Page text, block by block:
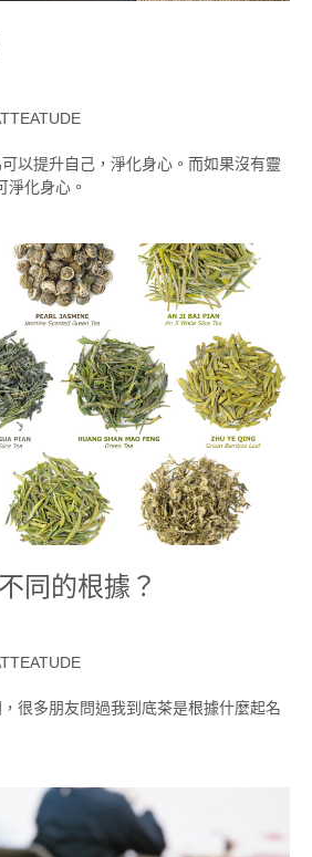
以提升自己，淨化身心。而如果沒有靈
淨化身心。
同的根據？
很多朋友問過我到底茶是根據什麼起名